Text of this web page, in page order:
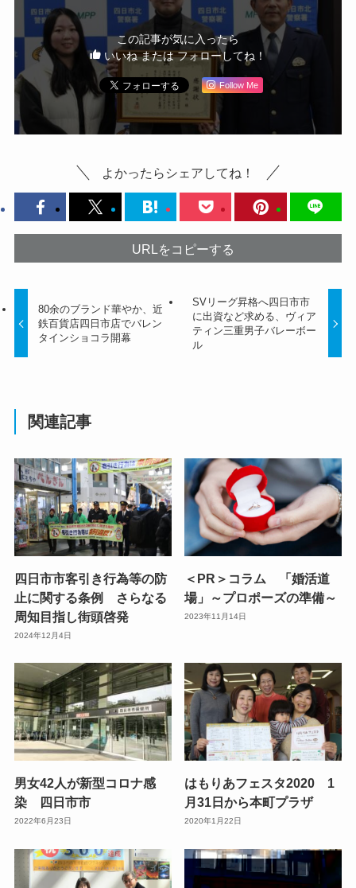
この記事が気に入ったら
いいね または フォローしてね！
Follow Me
よかったらシェアしてね！
URLをコピーする
80余のブランド華やか、近
鉄百貨店四日市店でバレン
タインショコラ開幕
SVリーグ昇格へ四日市市
に出資など求める、ヴィア
ティン三重男子バレーボー
ル
関連記事
四日市市客引き行為等の防
止に関する条例 さらなる
周知目指し街頭啓発
2024年12月4日
＜PR＞コラム 「婚活道
場」～プロポーズの準備～
2023年11月14日
男女42人が新型コロナ感
染 四日市市
2022年6月23日
はもりあフェスタ2020 1
月31日から本町プラザ
2020年1月22日